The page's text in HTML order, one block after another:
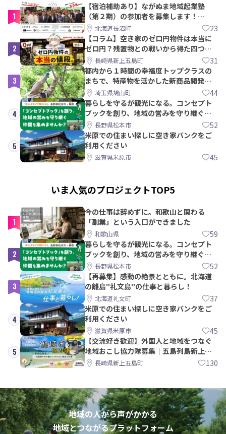
1
【宿泊補助あり】ながぬま地域起業塾
（第２期）の参加者を募集します！
【8/21〆】
北海道長沼町 23
2
【コラム】空き家のゼロ円物件は本当に
ゼロ円？残置物との戦いから得た四つの
教訓｜新上五島町
長崎県新上五島町 31
3
都内から１時間の幸福度トップクラスの
まちで、特産物を活かした新商品開発＆
PRメンバー募集！
埼玉県鳩山町 44
4
暮らしを守るが観光になる。コンセプト
ブックを創り、地域の営みを守り継ぐ仲
間を集めませんか？
長野県松本市 52
5
米原での住まい探しに空き家バンクをご
利用ください
滋賀県米原市 45
いま人気のプロジェクトTOP5
1
今の仕事は辞めずに。和歌山と関わる
「副業」という入口ができました
和歌山県 59
2
暮らしを守るが観光になる。コンセプト
ブックを創り、地域の営みを守り継ぐ仲
間を集めませんか？
長野県松本市 52
3
【再募集】感動の絶景とともに。北海道
の離島"礼文島"の仕事と暮らし！
北海道礼文町 37
4
米原での住まい探しに空き家バンクをご
利用ください
滋賀県米原市 45
5
【交流好き歓迎】外国人と地域をつなぐ
地域おこし協力隊募集｜五島列島新上五
島町長崎県新上五島町 130
地域の人から声がかかる
地域とつながるプラットフォーム